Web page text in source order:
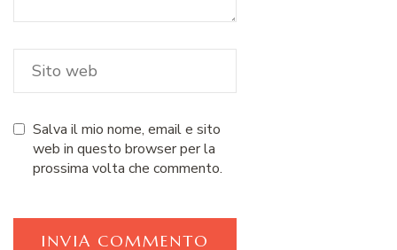
Salva il mio nome, email e sito
web in questo browser per la
prossima volta che commento.